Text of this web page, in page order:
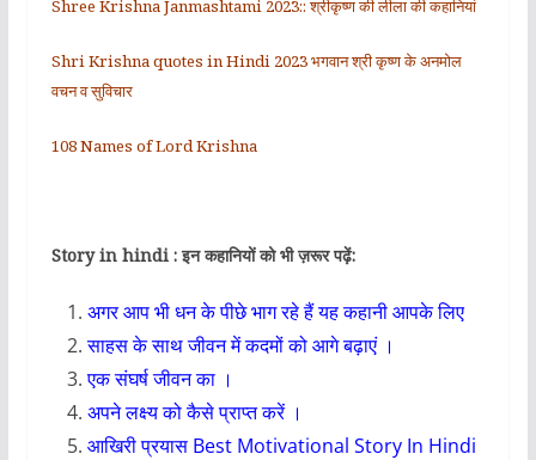
Shree Krishna Janmashtami 2023:: श्रीकृष्ण की लीला की कहानियां
Shri Krishna quotes in Hindi 2023 भगवान श्री कृष्ण के अनमोल
वचन व सुविचार
108 Names of Lord Krishna
Story in hindi : इन कहानियों को भी ज़रूर पढ़ें:
अगर आप भी धन के पीछे भाग रहे हैं यह कहानी आपके लिए
साहस के साथ जीवन में कदमों को आगे बढ़ाएं ।
एक संघर्ष जीवन का ।
अपने लक्ष्य को कैसे प्राप्त करें ।
आखिरी प्रयास Best Motivational Story In Hindi